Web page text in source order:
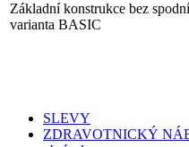
Základní konstrukce bez
varianta BASIC
SLEVY
ZDRAVOTNICKÝ